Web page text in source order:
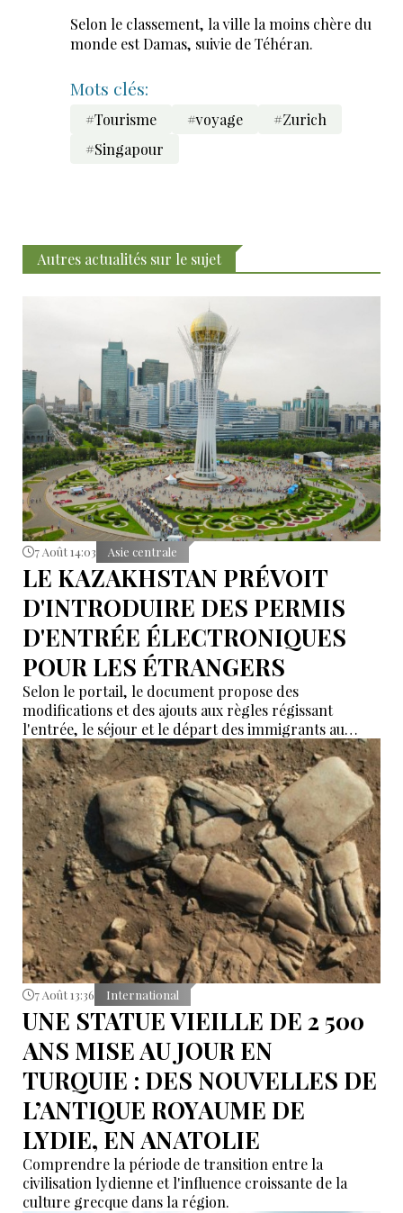
Selon le classement, la ville la moins chère du
monde est Damas, suivie de Téhéran.
Mots clés:
#Tourisme #voyage
#Zurich
#Singapour
Autres actualités sur le sujet
7 Août 14:03 Asie centrale
LE KAZAKHSTAN PRÉVOIT
D'INTRODUIRE DES PERMIS
D'ENTRÉE ÉLECTRONIQUES
POUR LES ÉTRANGERS
Selon le portail, le document propose des
modifications et des ajouts aux règles régissant
l'entrée, le séjour et le départ des immigrants au
Kazakhstan.
7 Août 13:36 International
UNE STATUE VIEILLE DE 2 500
ANS MISE AU JOUR EN
TURQUIE : DES NOUVELLES DE
L’ANTIQUE ROYAUME DE
LYDIE, EN ANATOLIE
Comprendre la période de transition entre la
civilisation lydienne et l'influence croissante de la
culture grecque dans la région.